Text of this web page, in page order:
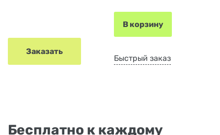
Заказать
В корзину
Быстрый заказ
Бесплатно к каждому